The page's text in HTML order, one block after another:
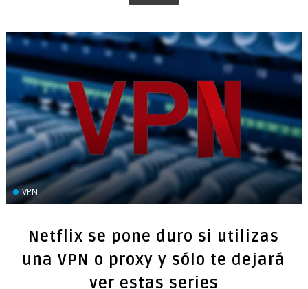
VPN
Netflix se pone duro si utilizas
una VPN o proxy y sólo te dejará
ver estas series